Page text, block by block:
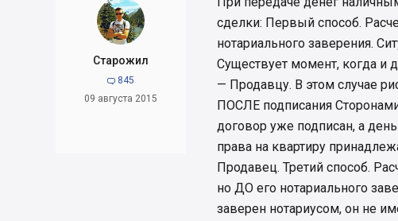
Старожил
 845
09 августа 2015
сделки: Первый способ.
нотариального заверения.
Существует момент, когда и
— Продавцу. В этом случае
ПОСЛЕ подписания
договор уже подписан, а
права на квартиру
Продавец. Третий способ.
но ДО его нотариального
заверен нотариусом, он не